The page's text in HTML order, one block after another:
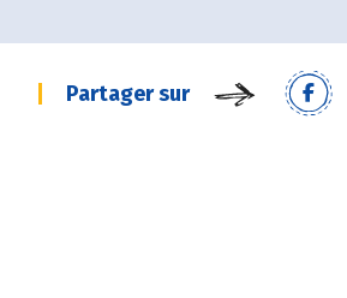
Partager sur